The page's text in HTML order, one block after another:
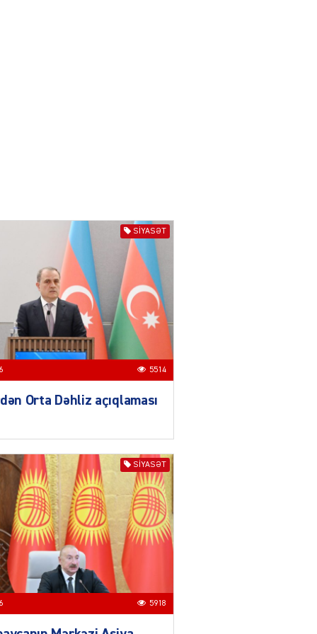
04.08.2026 4403
Cəza çəkən şəxs məhkum
yoldaşını buna görə
öldürüb…
04.08.2026 3018
Azərbaycanda sürücüsüz
BELƏ işləyəcək
XİN rəhbərindən TRİPP
layihəsi ilə bağlı AÇIQLAMA
04.08.2026 4398
Müharibə Rusiyanın belini
bükür
04.08.2026 4013
SIYASƏT
5514
Orta Dəhliz açıqlaması
SIYASƏT
5918